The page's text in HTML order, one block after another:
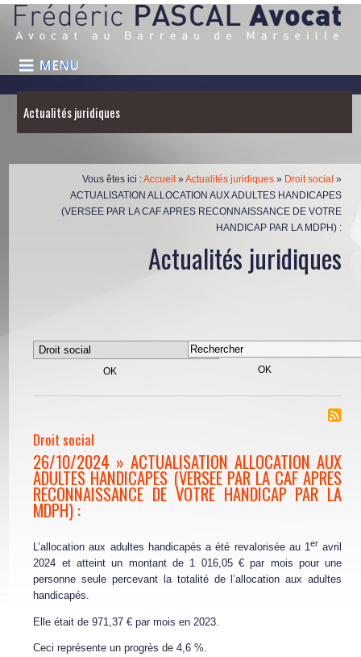
Actualités juridiques
Vous êtes ici :Accueil »Actualités juridiques » Droit social »
ACTUALISATION ALLOCATION AUX ADULTES HANDICAPES
(VERSEE PAR LA CAF APRES RECONNAISSANCE DE VOTRE
HANDICAP PAR LA MDPH) :
Actualités juridiques
Droit social
26/10/2024 » ACTUALISATION ALLOCATION AUX
ADULTES HANDICAPES (VERSEE PAR LA CAF APRES
RECONNAISSANCE DE VOTRE HANDICAP PAR LA
MDPH) :
L’allocation aux adultes handicapés a été revalorisée au 1er avril
2024 et atteint un montant de 1 016,05 € par mois pour une
personne seule percevant la totalité de l’allocation aux adultes
handicapés.
Elle était de 971,37 € par mois en 2023.
Ceci représente un progrès de 4,6 %.